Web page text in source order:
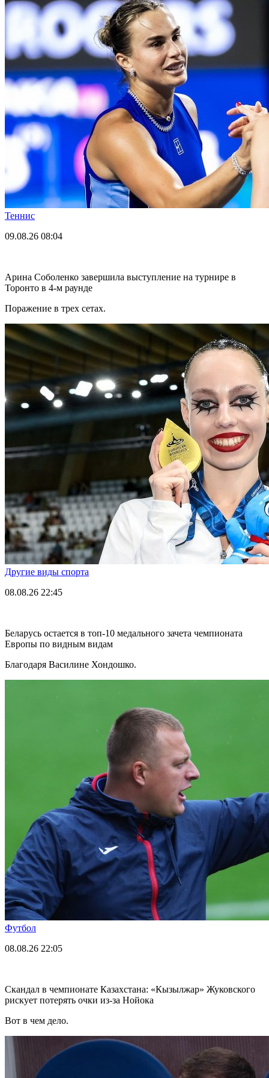
Теннис
09.08.26 08:04
Арина Соболенко завершила выступление на турнире в
Торонто в 4-м раунде
Поражение в трех сетах.
Другие виды спорта
08.08.26 22:45
Беларусь остается в топ-10 медального зачета чемпионата
Европы по видным видам
Благодаря Василине Хондошко.
Футбол
08.08.26 22:05
Скандал в чемпионате Казахстана: «Кызылжар» Жуковского
рискует потерять очки из-за Нойока
Вот в чем дело.